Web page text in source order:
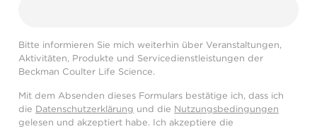
Bitte informieren Sie mich weiterhin über Veranstaltungen,
Aktivitäten, Produkte und Servicedienstleistungen der
Beckman Coulter Life Science.
Mit dem Absenden dieses Formulars bestätige ich, dass ich
die Datenschutzerklärung und die Nutzungsbedingungen
gelesen und akzeptiert habe. Ich akzeptiere die